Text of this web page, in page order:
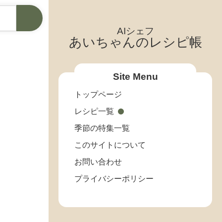
AIシェフ
あいちゃんのレシピ帳
Site Menu
トップページ
レシピ一覧
季節の特集一覧
このサイトについて
お問い合わせ
プライバシーポリシー